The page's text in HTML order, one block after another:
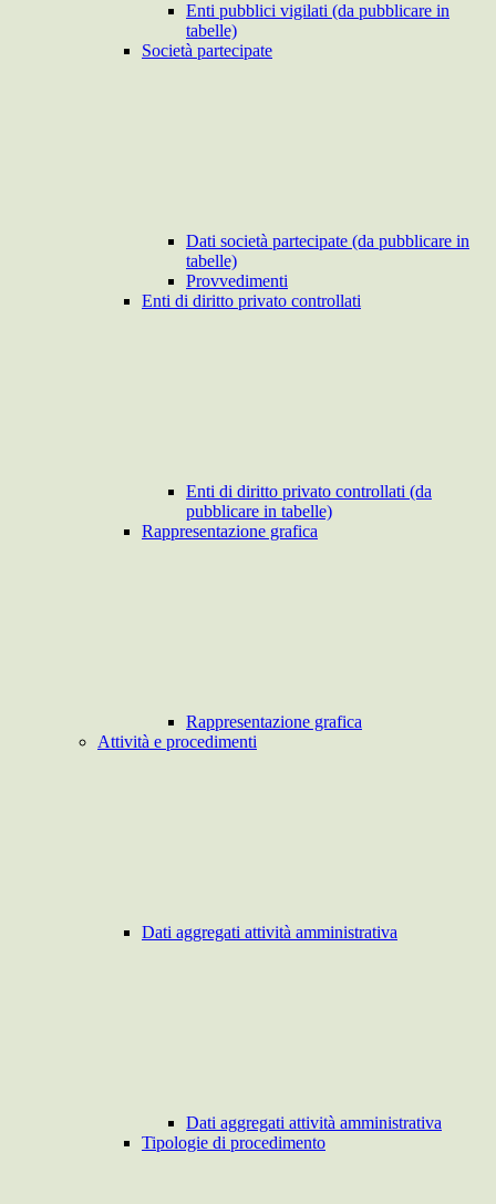
Enti pubblici vigilati (da pubblicare in
tabelle)
Società partecipate
Dati società partecipate (da pubblicare in
tabelle)
Provvedimenti
Enti di diritto privato controllati
Enti di diritto privato controllati (da
pubblicare in tabelle)
Rappresentazione grafica
Rappresentazione grafica
Attività e procedimenti
Dati aggregati attività amministrativa
Dati aggregati attività amministrativa
Tipologie di procedimento